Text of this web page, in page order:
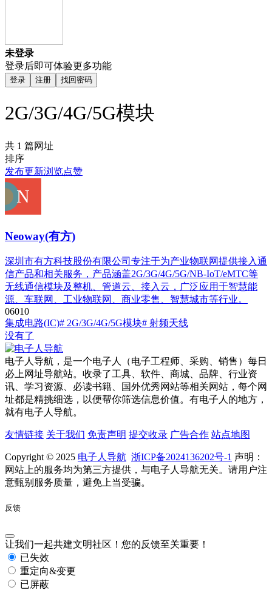
未登录
登录后即可体验更多功能
登录 注册 找回密码
2G/3G/4G/5G模块
共 1 篇网址
排序
发布更新浏览点赞
Neoway(有方)
深圳市有方科技股份有限公司专注于为产业物联网提供接入通
信产品和相关服务，产品涵盖2G/3G/4G/5G/NB-IoT/eMTC等
无线通信模块及整机、管道云、接入云，广泛应用于智慧能
源、车联网、工业物联网、商业零售、智慧城市等行业。
06010
集成电路(IC)# 2G/3G/4G/5G模块# 射频天线
没有了
电子人导航，是一个电子人（电子工程师、采购、销售）每日
必上网址导航站。收录了工具、软件、商城、品牌、行业资
讯、学习资源、必读书籍、国外优秀网站等相关网站，每个网
址都是精挑细选，以便帮你筛选信息价值。有电子人的地方，
就有电子人导航。
友情链接 关于我们 免责声明 提交收录 广告合作 站点地图
Copyright © 2025 电子人导航 浙ICP备2024136202号-1 声明：
网站上的服务均为第三方提供，与电子人导航无关。请用户注
意甄别服务质量，避免上当受骗。
反馈
让我们一起共建文明社区！您的反馈至关重要！
已失效
重定向&变更
已屏蔽